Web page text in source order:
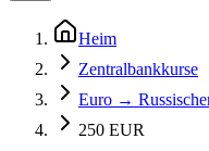
Heim
Zentralbankkurse
Euro →
250 EUR